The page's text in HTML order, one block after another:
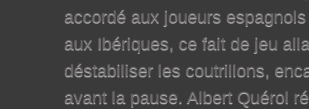
accordé aux joueurs
aux Ibériques, ce fait de jeu
déstabiliser les coutrillons,
avant la pause. Albert Quérol